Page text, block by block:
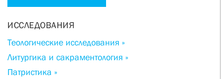
ИССЛЕДОВАНИЯ
Теологические исследования »
Литургика и сакраментология »
Патристика »